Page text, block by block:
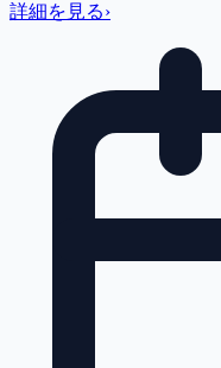
詳細を見る›